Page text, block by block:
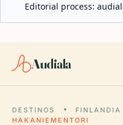
Editorial process:
Audiala
DESTINOS FINLANDIA
HAKANIEMENTORI